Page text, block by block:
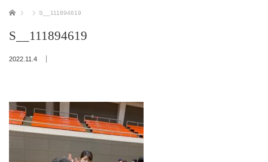
ホーム S__111894619
S__111894619
2022.11.4